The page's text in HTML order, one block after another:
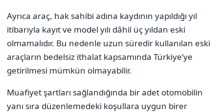
Ayrıca araç, hak sahibi adına kaydının yapıldığı yıl
itibarıyla kayıt ve model yılı dâhil üç yıldan eski
olmamalıdır. Bu nedenle uzun süredir kullanılan eski
araçların bedelsiz ithalat kapsamında Türkiye’ye
getirilmesi mümkün olmayabilir.
Muafiyet şartları sağlandığında bir adet otomobilin
yanı sıra düzenlemedeki koşullara uygun birer